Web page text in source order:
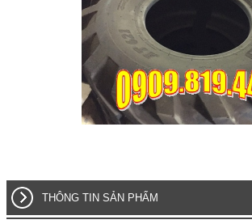
THÔNG TIN SẢN PHẨM